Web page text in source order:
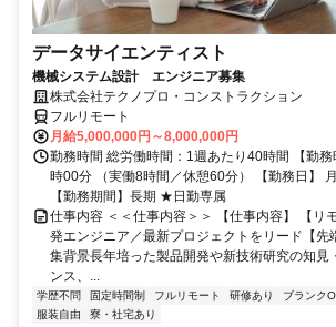
データサイエンティスト
機械システム設計 エンジニア募集
株式会社テクノプロ・コンストラクション
フルリモート
月給5,000,000円～8,000,000円
勤務時間 総労働時間：1週あたり40時間 【勤
時00分 （実働8時間／休憩60分） 【勤務日】
【勤務期間】長期 ★日勤専属
仕事内容 ＜＜仕事内容＞＞ 【仕事内容】 【リ
発エンジニア／最新プロジェクトをリード【先
集背景長年培った製品開発や新技術研究の知見
ンス、...
学歴不問 固定時間制 フルリモート 研修あり ブランク
服装自由
寮・社宅あり